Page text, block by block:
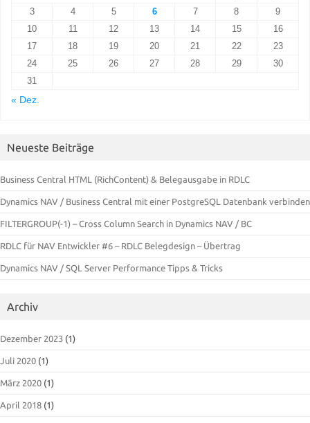
3
4 5 6 7 8
9
10
11 12 13 14 15
16
17
18 19 20 21 22
23
24
25 26 27 28 29
30
31
« Dez.
Neueste Beiträge
Business Central HTML (RichContent) & Belegausgabe in RDLC
Dynamics NAV / Business Central mit einer PostgreSQL Datenbank verbinden
FILTERGROUP(-1) – Cross Column Search in Dynamics NAV / BC
RDLC für NAV Entwickler #6 – RDLC Belegdesign – Übertrag
Dynamics NAV / SQL Server Performance Tipps & Tricks
Archiv
Dezember 2023 (1)
Juli 2020 (1)
März 2020 (1)
April 2018 (1)